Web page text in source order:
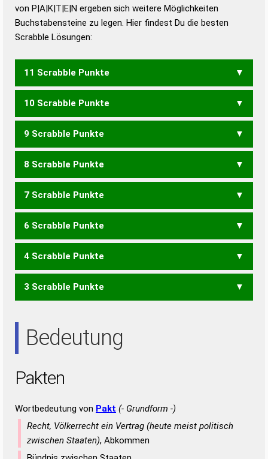
Duden – Die deutsche Grammatik
Duden – Deutsches
von P|A|K|T|E|N ergeben sich weitere Möglichkeiten
Buchstabensteine zu legen. Hier findest Du die besten
Scrabble Lösungen:
11 Scrabble Punkte
PAKET
10 Scrabble Punkte
PEAK
9 Scrabble Punkte
KAP
8 Scrabble Punkte
KANTE KATEN PATEN
7 Scrabble Punkte
AKNE ANKE KANT KATE
TAPE
TEAK
6 Scrabble Punkte
KAT KEA KEN PAN
4 Scrabble Punkte
ANTE
3 Scrabble Punkte
Bedeutung
Pakten
Wortbedeutung von Pakt (- Grundform -)
Recht, Völkerrecht ein Vertrag (heute meist politisch
zwischen Staaten), Abkommen